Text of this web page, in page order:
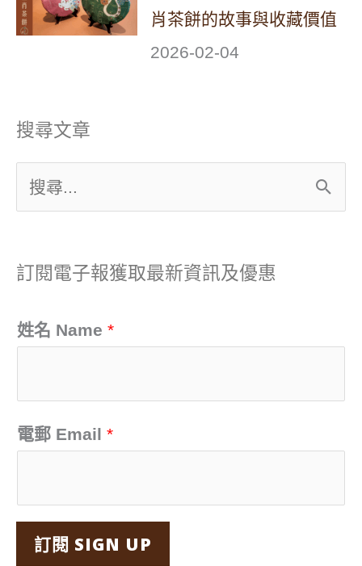
肖茶餅的故事與收藏價值
2026-02-04
搜尋文章
搜
關
字
訂閱電子報獲取最新資訊及優惠
姓名 Name *
電郵 Email *
訂閱 SIGN UP